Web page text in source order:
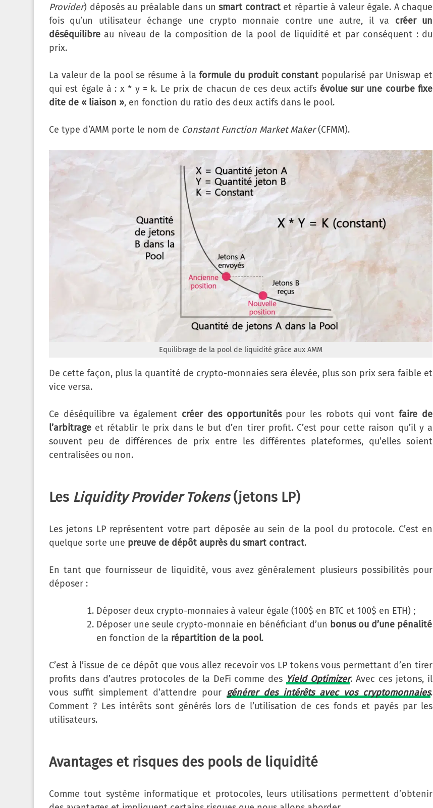
Provider) déposés au préalable dans un smart contractet répartie à valeur égale. A chaque
fois qu’un utilisateur échange une crypto monnaie contre une autre, il va créer un
déséquilibre au niveau de la composition de la pool de liquidité et par conséquent : du
prix.
La valeur de la pool se résume à laformule du produit constant popularisé par Uniswap et
qui est égale à : x * y = k. Le prix de chacun de ces deux actifs évolue sur une courbe fixe
dite de « liaison », en fonction du ratio des deux actifs dans le pool.
Ce type d’AMM porte le nom de Constant Function Market Maker(CFMM).
Equilibrage de la pool de liquidité grâce aux AMM
De cette façon, plus la quantité de crypto-monnaies sera élevée, plus son prix sera faible et
vice versa.
Ce déséquilibre va également créer des opportunitéspour les robots qui vontfaire de
l’arbitrage et rétablir le prix dans le but d’en tirer profit. C’est pour cette raison qu’il y a
souvent peu de différences de prix entre les différentes plateformes, qu’elles soient
centralisées ou non.
Les Liquidity Provider Tokens(jetons LP)
Les jetons LP représentent votre part déposée au sein de la pool du protocole. C’est en
quelque sorte une preuve de dépôt auprès du smart contract.
En tant que fournisseur de liquidité, vous avez généralement plusieurs possibilités pour
déposer :
Déposer deux crypto-monnaies à valeur égale (100$ en BTC et 100$ en ETH) ;
Déposer une seule crypto-monnaie en bénéficiant d’un bonus ou d’une pénalité
en fonction de la répartition de la pool.
C’est à l’issue de ce dépôt que vous allez recevoir vos LP tokens vous permettant d’en tirer
profits dans d’autres protocoles de la DeFi comme des Yield Optimizer. Avec ces jetons, il
vous suffit simplement d’attendre pour générer des intérêts avec vos cryptomonnaies.
Comment ? Les intérêts sont générés lors de l’utilisation de ces fonds et payés par les
utilisateurs.
Avantages et risques des pools de liquidité
Comme tout système informatique et protocoles, leurs utilisations permettent d’obtenir